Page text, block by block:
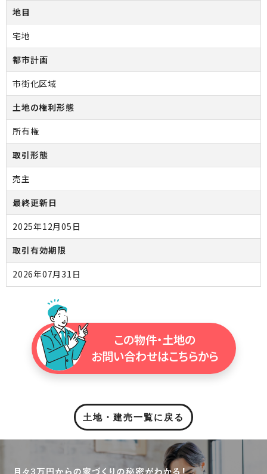
地目
宅地
都市計画
市街化区域
土地の権利形態
所有権
取引形態
売主
最終更新日
2025年12月05日
取引有効期限
2026年07月31日
この物件・土地の
お問い合わせはこちらから
土地・建売一覧に戻る